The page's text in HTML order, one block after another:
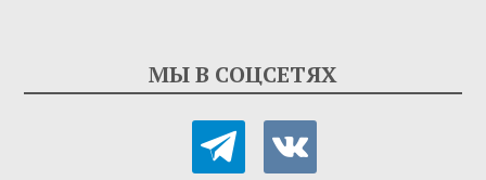
МЫ В СОЦСЕТЯХ
telegram vkontakte